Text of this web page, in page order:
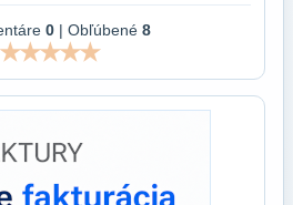
0 | Obľúbené 8